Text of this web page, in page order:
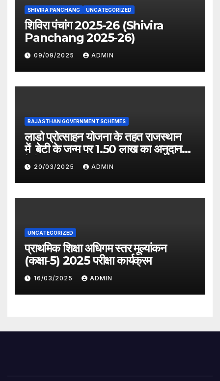
SHIVIRA PANCHANG UNCATEGORIZED
शिविरा पंचांग 2025-26 (Shivira
Panchang 2025-26)
09/09/2025 ADMIN
RAJASTHAN GOVERNMENT SCHEMES
लाडो प्रोत्साहन योजना के तहत राजस्थान
में बेटी के जन्म पर 1.50 लाख का अनुदान
देगी सरकार
20/03/2025 ADMIN
UNCATEGORIZED
प्राथमिक शिक्षा अधिगम स्तर मूल्यांकन
(कक्षा-5) 2025 परीक्षा कार्यक्रम
16/03/2025 ADMIN